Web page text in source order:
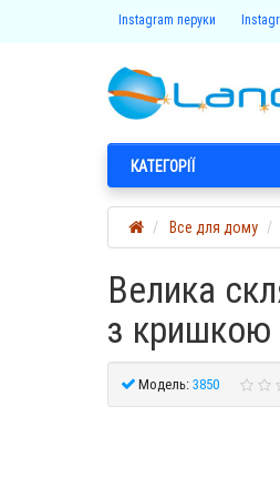
Instagram перуки
КАТЕГОРІЇ
Все для дому
Велика
з кришкою
Модель:3850